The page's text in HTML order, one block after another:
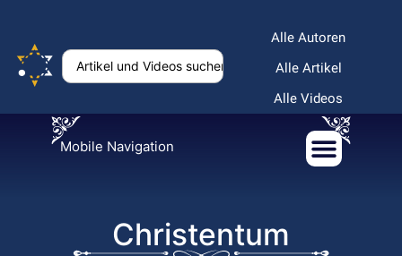
Alle Autoren
Alle Artikel
Alle Videos
Mobile Navigation
Christentum